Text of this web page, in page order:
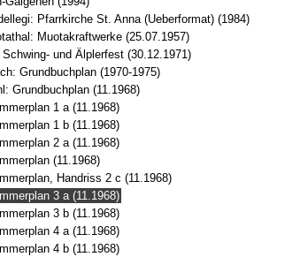
Pfarrkirche St. Anna (Ueberformat) (1984)
Muotakraftwerke (25.07.1957)
und Älplerfest (30.12.1971)
Grundbuchplan (1970-1975)
Grundbuchplan (11.1968)
1 a (11.1968)
1 b (11.1968)
2 a (11.1968)
(11.1968)
Handriss 2 c (11.1968)
3 a (11.1968)
3 b (11.1968)
4 a (11.1968)
4 b (11.1968)